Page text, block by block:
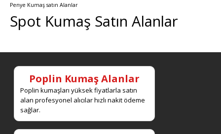
Penye Kumaş satın Alanlar
Spot Kumaş Satın Alanlar
Poplin Kumaş Alanlar
Poplin kumaşları yüksek fiyatlarla satın
alan profesyonel alıcılar hızlı nakit ödeme
sağlar.